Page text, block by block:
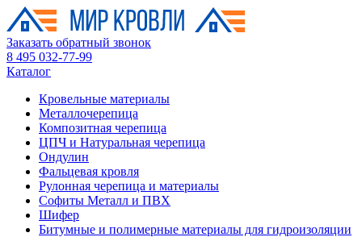
Заказать обратный звонок
8 495 032-77-99
Каталог
Кровельные материалы
Металлочерепица
Композитная черепица
ЦПЧ и Натуральная черепица
Ондулин
Фальцевая кровля
Рулонная черепица и материалы
Софиты Металл и ПВХ
Шифер
Битумные и полимерные материалы для гидроизоляции